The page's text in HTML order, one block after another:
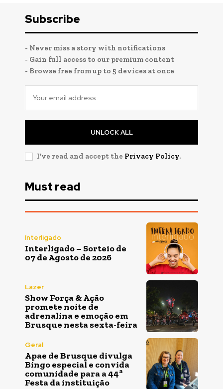
Subscribe
- Never miss a story with notifications
- Gain full access to our premium content
- Browse free from up to 5 devices at once
UNLOCK ALL
I've read and accept the Privacy Policy.
Must read
Interligado
Interligado – Sorteio de
07 de Agosto de 2026
Lazer
Show Força & Ação
promete noite de
adrenalina e emoção em
Brusque nesta sexta-feira
Geral
Apae de Brusque divulga
Bingo especial e convida
comunidade para a 44ª
Festa da instituição